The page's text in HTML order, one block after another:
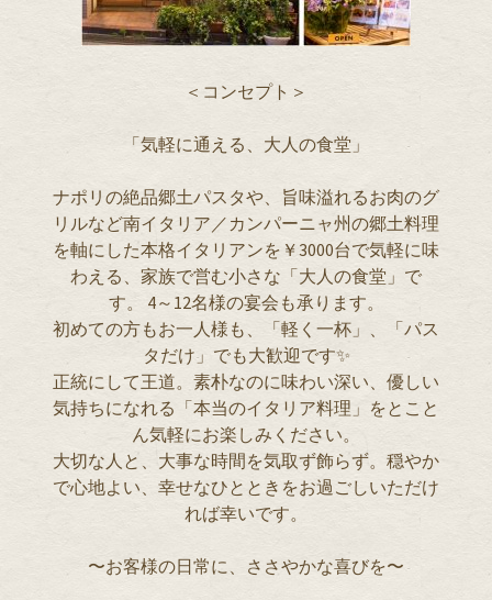
＜コンセプト＞
「気軽に通える、大人の食堂」
ナポリの絶品郷土パスタや、旨味溢れるお肉のグ
リルなど南イタリア／カンパーニャ州の郷土料理
を軸にした本格イタリアンを￥3000台で気軽に味
わえる、家族で営む小さな「大人の食堂」で
す。 4～12名様の宴会も承ります。
初めての方もお一人様も、「軽く一杯」、「パス
タだけ」でも大歓迎です✨
正統にして王道。素朴なのに味わい深い、優しい
気持ちになれる「本当のイタリア料理」をとこと
ん気軽にお楽しみください。
大切な人と、大事な時間を気取ず飾らず。穏やか
で心地よい、幸せなひとときをお過ごしいただけ
れば幸いです。
〜お客様の日常に、ささやかな喜びを〜